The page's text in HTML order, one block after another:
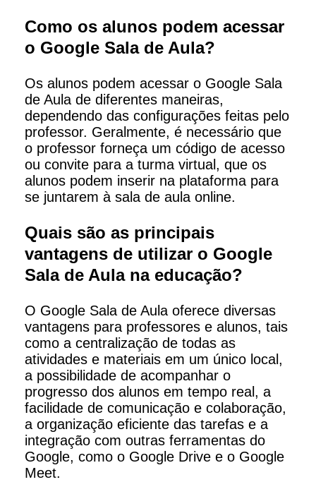
Como os alunos podem acessar
o Google Sala de Aula?
Os alunos podem acessar o Google Sala
de Aula de diferentes maneiras,
dependendo das configurações feitas pelo
professor. Geralmente, é necessário que
o professor forneça um código de acesso
ou convite para a turma virtual, que os
alunos podem inserir na plataforma para
se juntarem à sala de aula online.
Quais são as principais
vantagens de utilizar o Google
Sala de Aula na educação?
O Google Sala de Aula oferece diversas
vantagens para professores e alunos, tais
como a centralização de todas as
atividades e materiais em um único local,
a possibilidade de acompanhar o
progresso dos alunos em tempo real, a
facilidade de comunicação e colaboração,
a organização eficiente das tarefas e a
integração com outras ferramentas do
Google, como o Google Drive e o Google
Meet.